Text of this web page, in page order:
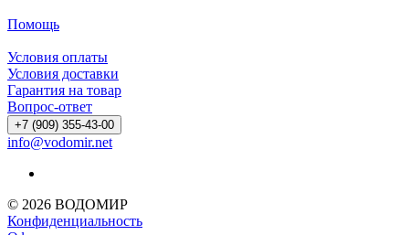
Помощь
Условия оплаты
Условия доставки
Гарантия на товар
Вопрос-ответ
+7 (909) 355-43-00
info@vodomir.net
© 2026 ВОДОМИР
Конфиденциальность